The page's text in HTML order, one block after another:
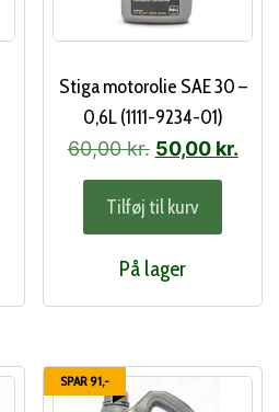
Stiga motorolie SAE 30 –
0,6L (1111-9234-01)
60,00kr. Den
oprindelige
pris
var:
60,00 kr..
50,00 kr.Den
Tilføj til kurv
På lager
SPAR 91,-